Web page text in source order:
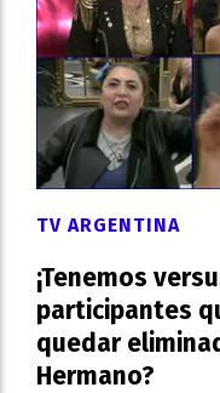
¡Tenemos
participantes
quedar
Hermano?
TV ARGENTINA